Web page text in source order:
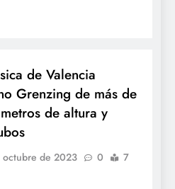
de Valencia
Grenzing de más de
de altura y
octubre de 2023 0
7